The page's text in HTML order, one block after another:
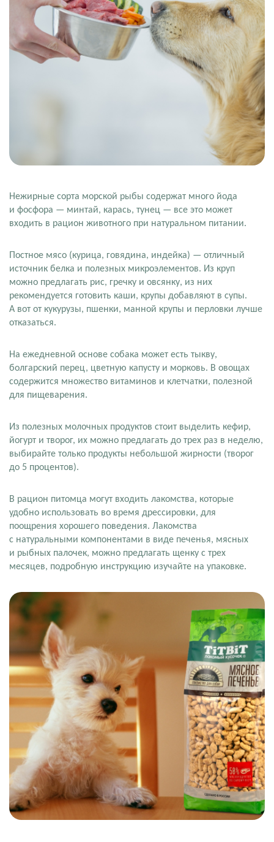
Нежирные сорта морской рыбы содержат много йода
и фосфора — минтай, карась, тунец — все это может
входить в рацион животного при натуральном питании.
Постное мясо (курица, говядина, индейка) — отличный
источник белка и полезных микроэлементов. Из круп
можно предлагать рис, гречку и овсянку, из них
рекомендуется готовить каши, крупы добавляют в супы.
А вот от кукурузы, пшенки, манной крупы и перловки лучше
отказаться.
На ежедневной основе собака может есть тыкву,
болгарский перец, цветную капусту и морковь. В овощах
содержится множество витаминов и клетчатки, полезной
для пищеварения.
Из полезных молочных продуктов стоит выделить кефир,
йогурт и творог, их можно предлагать до трех раз в неделю,
выбирайте только продукты небольшой жирности (творог
до 5 процентов).
В рацион питомца могут входить лакомства, которые
удобно использовать во время дрессировки, для
поощрения хорошего поведения. Лакомства
с натуральными компонентами в виде печенья, мясных
и рыбных палочек, можно предлагать щенку с трех
месяцев, подробную инструкцию изучайте на упаковке.